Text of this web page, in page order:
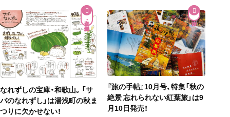
和食・郷土料理
なれずしの宝庫・和歌山。「サ
バのなれずし」は湯浅町の秋ま
つりに欠かせない！
『旅の手帖』10月号、特集「秋の
絶景 忘れられない紅葉旅」は9
月10日発売！